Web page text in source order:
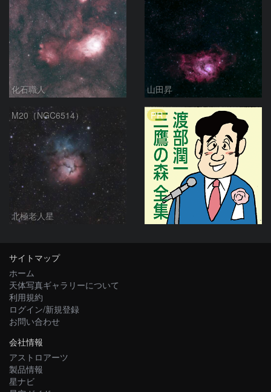
化石職人 山田昇
M20（NGC6514）
北極老人星
PR
サイトマップ
ホーム
天体写真ギャラリーについて
利用規約
ログイン/新規登録
お問い合わせ
会社情報
アストロアーツ
製品情報
星ナビ